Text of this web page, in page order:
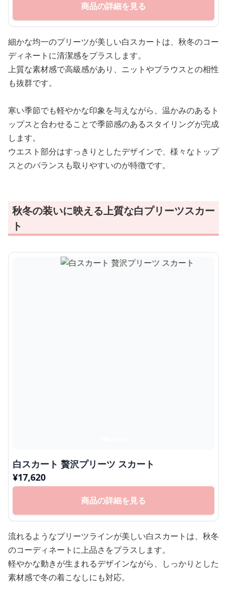
商品の詳細を見る
細かな均一のプリーツが美しい白スカートは、秋冬のコー
ディネートに清潔感をプラスします。
上質な素材感で高級感があり、ニットやブラウスとの相性
も抜群です。
寒い季節でも軽やかな印象を与えながら、温かみのあるト
ップスと合わせることで季節感のあるスタイリングが完成
します。
ウエスト部分はすっきりとしたデザインで、様々なトップ
スとのバランスも取りやすいのが特徴です。
秋冬の装いに映える上質な白プリーツスカー
ト
白スカート 贅沢プリーツ スカート
¥17,620
商品の詳細を見る
流れるようなプリーツラインが美しい白スカートは、秋冬
のコーディネートに上品さをプラスします。
軽やかな動きが生まれるデザインながら、しっかりとした
素材感で冬の着こなしにも対応。